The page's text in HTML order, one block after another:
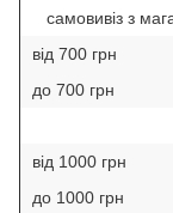
самовивіз з
від 700 грн
до 700 грн
від 1000 грн
до 1000 грн